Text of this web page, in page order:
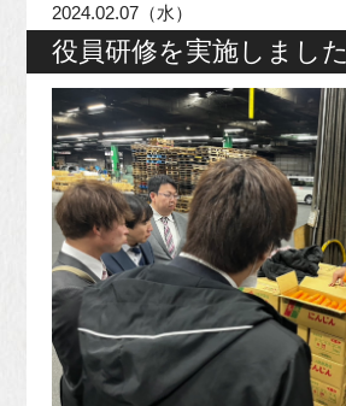
2024.02.07（水）
役員研修を実施しました